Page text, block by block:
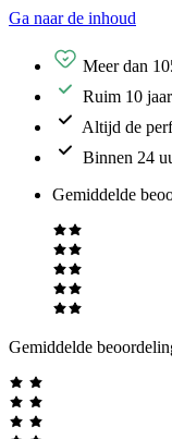
Ga naar de inhoud
Meer dan
Ruim 10
Altijd de
Binnen 24
Gemiddelde
Gemiddelde